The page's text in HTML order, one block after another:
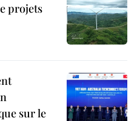
projets
sur le